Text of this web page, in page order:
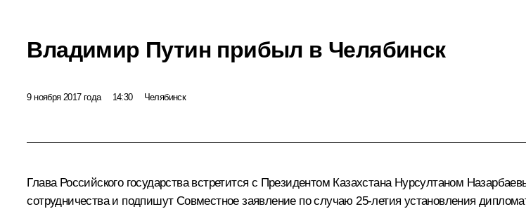
Владимир Путин прибыл в Челябинск
9 ноября 2017 года 14:30 Челябинск
Глава Российского государства встретится с Президентом Казахстана Нурсултаном
сотрудничества и подпишут Совместное заявление по случаю 25-летия установления